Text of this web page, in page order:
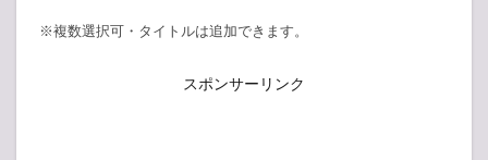
※複数選択可・タイトルは追加できます。
スポンサーリンク